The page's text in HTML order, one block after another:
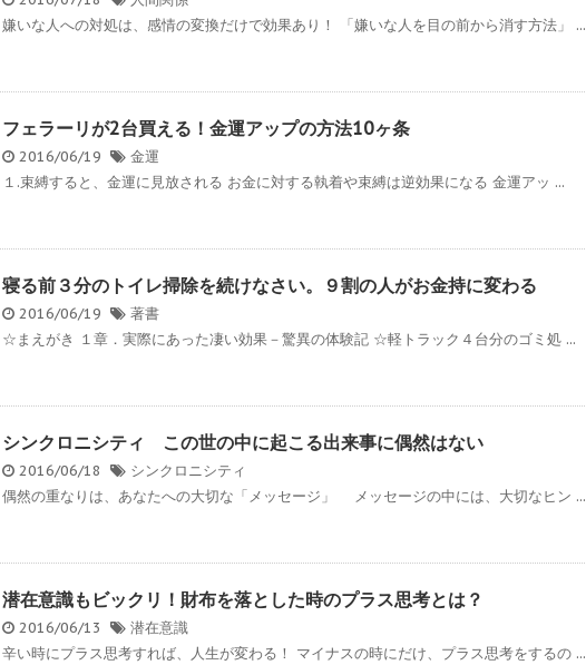
嫌いな人への対処は、感情の変換だけで効果あり！ 「嫌いな人を目の前から消す方法」 ...
フェラーリが2台買える！金運アップの方法10ヶ条
2016/06/19
金運
１.束縛すると、金運に見放される お金に対する執着や束縛は逆効果になる 金運アッ ...
寝る前３分のトイレ掃除を続けなさい。９割の人がお金持に変わる
2016/06/19
著書
☆まえがき １章．実際にあった凄い効果－驚異の体験記 ☆軽トラック４台分のゴミ処 ...
シンクロニシティ この世の中に起こる出来事に偶然はない
2016/06/18
シンクロニシティ
偶然の重なりは、あなたへの大切な「メッセージ」 メッセージの中には、大切なヒン ...
潜在意識もビックリ！財布を落とした時のプラス思考とは？
2016/06/13
潜在意識
辛い時にプラス思考すれば、人生が変わる！ マイナスの時にだけ、プラス思考をするの ...